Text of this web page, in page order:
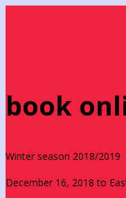
book
Winter season 2018/2019
December 16, 2018 to